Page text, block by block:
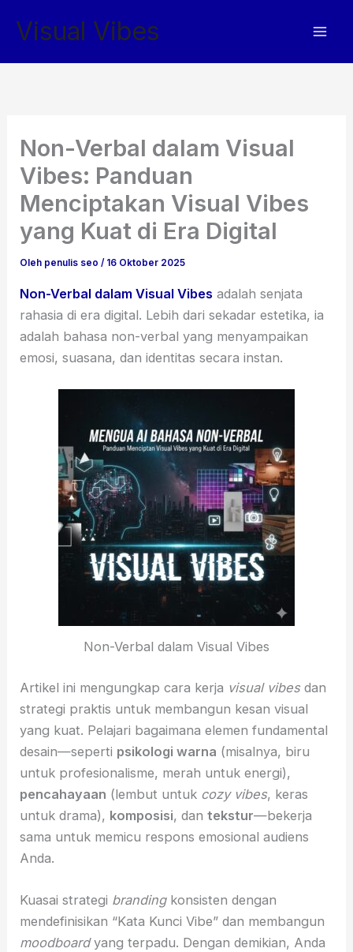
Visual Vibes
Non-Verbal dalam Visual
Vibes: Panduan
Menciptakan Visual Vibes
yang Kuat di Era Digital
Oleh penulis seo/ 16 Oktober 2025
Non-Verbal dalam Visual Vibes adalah senjata
rahasia di era digital. Lebih dari sekadar estetika, ia
adalah bahasa non-verbal yang menyampaikan
emosi, suasana, dan identitas secara instan.
Non-Verbal dalam Visual Vibes
Artikel ini mengungkap cara kerja visual vibesdan
strategi praktis untuk membangun kesan visual
yang kuat. Pelajari bagaimana elemen fundamental
desain—seperti psikologi warna (misalnya, biru
untuk profesionalisme, merah untuk energi),
pencahayaan (lembut untuk cozy vibes, keras
untuk drama), komposisi, dantekstur—bekerja
sama untuk memicu respons emosional audiens
Anda.
Kuasai strategi brandingkonsisten dengan
mendefinisikan “Kata Kunci Vibe” dan membangun
moodboardyang terpadu. Dengan demikian, Anda